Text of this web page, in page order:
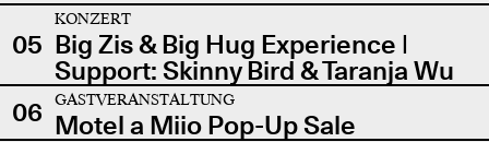
05
KONZERT
Big Zis & Big Hug Experience |
Support: Skinny Bird & Taranja Wu
06
GASTVERANSTALTUNG
Motel a Miio Pop-Up Sale